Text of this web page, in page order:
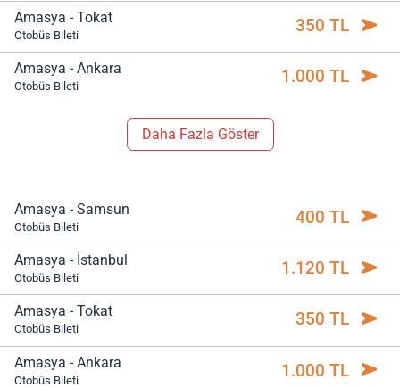
Amasya - Tokat
Otobüs Bileti 350 TL
Amasya - Ankara
Otobüs Bileti 1.000 TL
Daha Fazla Göster
Amasya - Samsun
Otobüs Bileti 400 TL
Amasya - İstanbul
Otobüs Bileti 1.120 TL
Amasya - Tokat
Otobüs Bileti 350 TL
Amasya - Ankara
Otobüs Bileti 1.000 TL